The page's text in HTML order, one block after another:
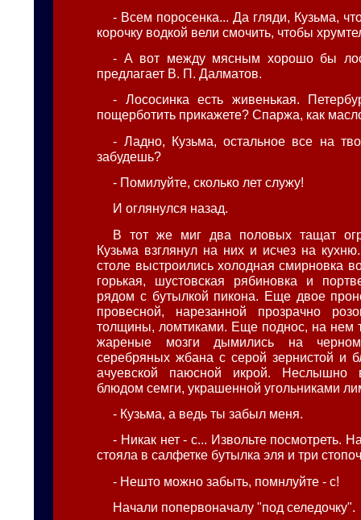
- Всем поросенка... Да гляди, Кузьма,
корочку водкой вели смочить, чтобы
- А вот между мясным хорошо бы
предлагает В. П. Далматов.
- Лососинка есть живенькая.
пощерботить прикажете? Спаржа, как
- Ладно, Кузьма, остальное все на
забудешь?
- Помилуйте, сколько лет служу!
И оглянулся назад.
В тот же миг два половых тащат
Кузьма взглянул на них и исчез на
столе выстроились холодная смирновка
горькая, шустовская рябиновка и
рядом с бутылкой пикона. Еще двое
провесной, нарезанной прозрачно
толщины, ломтиками. Еще поднос, на нем
жареные мозги дымились на
серебряных жбана с серой зернистой и
ачуевской паюсной икрой. Неслышно
блюдом семги, украшенной угольниками
- Кузьма, а ведь ты забыл меня.
- Никак нет - с... Извольте посмотреть.
стояла в салфетке бутылка эля и три
- Нешто можно забыть, помнлуйте - с!
Начали попервоначалу "под селедочку".